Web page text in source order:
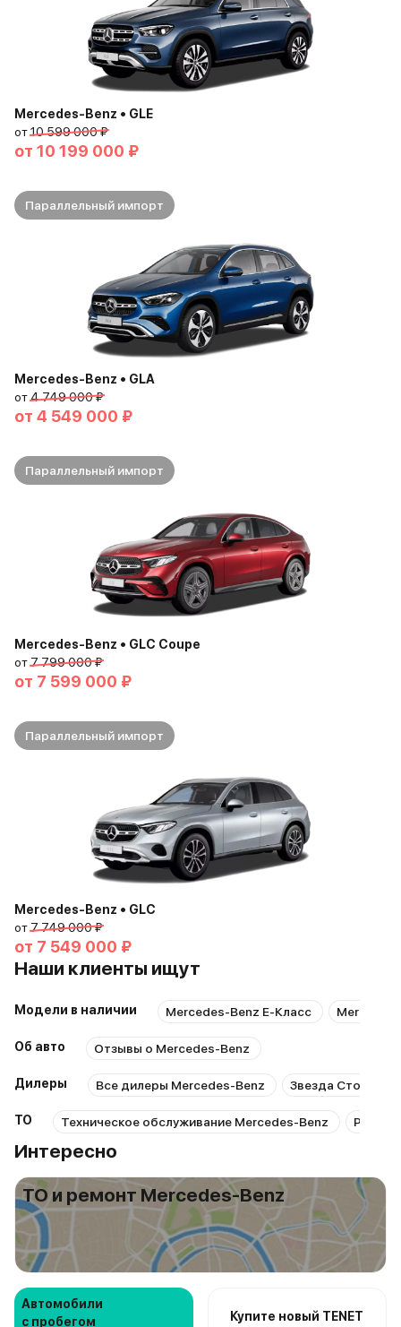
Mercedes-Benz • GLE
от10 599 000 ₽
от 10 199 000 ₽
Параллельный импорт
Mercedes-Benz • GLA
от4 749 000 ₽
от 4 549 000 ₽
Параллельный импорт
Mercedes-Benz • GLC Coupe
от7 799 000 ₽
от 7 599 000 ₽
Параллельный импорт
Mercedes-Benz • GLC
от7 749 000 ₽
от 7 549 000 ₽
Наши клиенты ищут
Модели в наличии Mercedes-Benz E-Класс
Об авто Отзывы о Mercedes-Benz
Дилеры Все дилеры Mercedes-Benz Звезда Столицы
ТО Техническое обслуживание Mercedes-Benz
Интересно
ТО и ремонт Mercedes-Benz
Автомобили
с пробегом
Купите новый TENET